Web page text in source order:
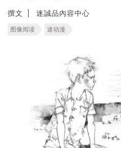
撰文 迷誠品內容中心
图像阅读 迷动漫